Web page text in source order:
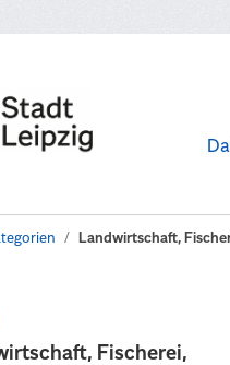
Landwirtschaft,
Fischerei,